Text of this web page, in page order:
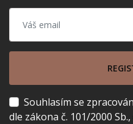
Souhlasím se
dle zákona č. 101/2000